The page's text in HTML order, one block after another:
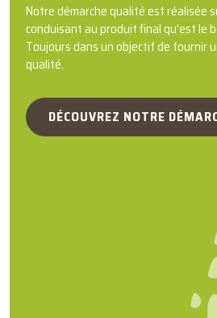
Notre démarche qualité est réalisée
conduisant au produit final qu’est le
Toujours dans un objectif de fournir
qualité.
DÉCOUVREZ NOTRE